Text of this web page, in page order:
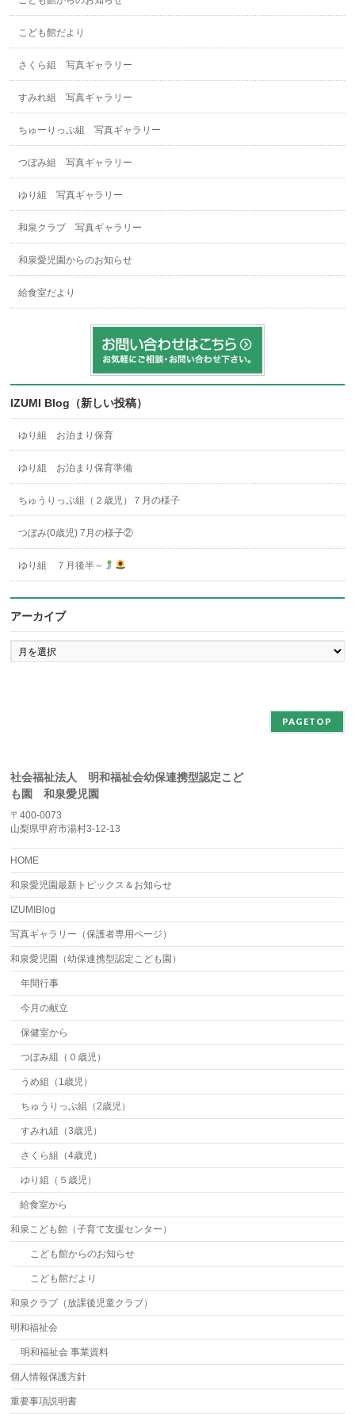
こども館だより
さくら組 写真ギャラリー
すみれ組 写真ギャラリー
ちゅーりっぷ組 写真ギャラリー
つぼみ組 写真ギャラリー
ゆり組 写真ギャラリー
和泉クラブ 写真ギャラリー
和泉愛児園からのお知らせ
給食室だより
IZUMI Blog（新しい投稿）
ゆり組 お泊まり保育
ゆり組 お泊まり保育準備
ちゅうりっぷ組（２歳児）７月の様子
つぼみ(0歳児) 7月の様子②
ゆり組 ７月後半～
アーカイブ
ア
ー
PAGETOP
社会福祉法人 明和福祉会幼保連携型認定こど
も園 和泉愛児園
〒400-0073
山梨県甲府市湯村3-12-13
HOME
和泉愛児園最新トピックス＆お知らせ
IZUMIBlog
写真ギャラリー（保護者専用ページ）
和泉愛児園（幼保連携型認定こども園）
年間行事
今月の献立
保健室から
つぼみ組（０歳児）
うめ組（1歳児）
ちゅうりっぷ組（2歳児）
すみれ組（3歳児）
さくら組（4歳児）
ゆり組（５歳児）
給食室から
和泉こども館（子育て支援センター）
こども館からのお知らせ
こども館だより
和泉クラブ（放課後児童クラブ）
明和福祉会
明和福祉会 事業資料
個人情報保護方針
重要事項説明書